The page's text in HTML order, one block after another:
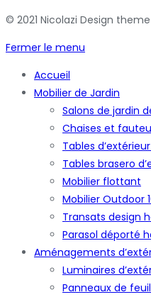
© 2021 Nicolazi Design
Fermer le menu
Accueil
Mobilier de Jardin
Salons de jardin
Chaises et
Tables
Tables brasero
Mobilier flottant
Mobilier Outdoor
Transats design
Parasol déporté
Aménagements
Luminaires
Panneaux de